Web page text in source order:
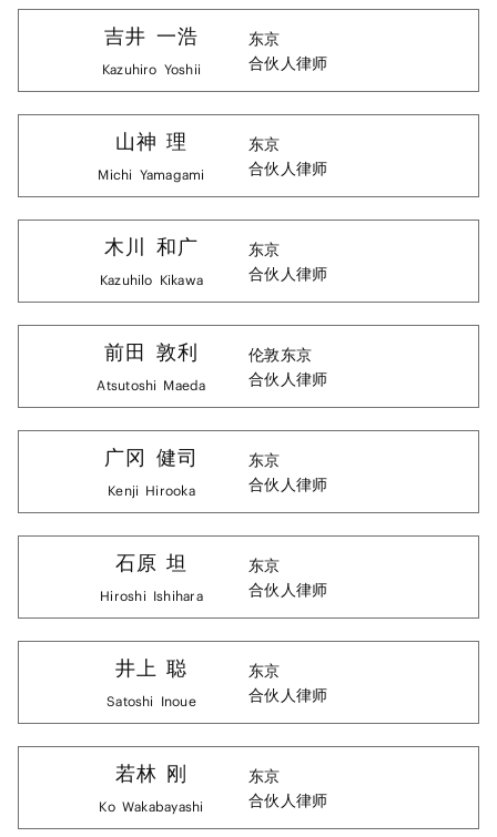
吉井 一浩
Kazuhiro Yoshii
东京
合伙人律师
山神 理
Michi Yamagami
东京
合伙人律师
木川 和广
Kazuhilo Kikawa
东京
合伙人律师
前田 敦利
Atsutoshi Maeda
伦敦东京
合伙人律师
广冈 健司
Kenji Hirooka
东京
合伙人律师
石原 坦
Hiroshi Ishihara
东京
合伙人律师
井上 聪
Satoshi Inoue
东京
合伙人律师
若林 刚
Ko Wakabayashi
东京
合伙人律师